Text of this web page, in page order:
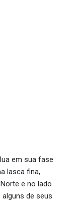
em sua fase
lasca fina,
e no lado
de seus